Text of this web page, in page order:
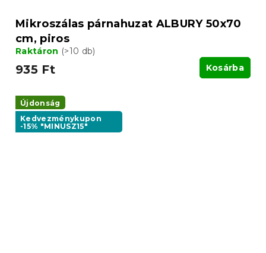
Mikroszálas párnahuzat ALBURY 50x70
cm, piros
Raktáron (>10 db)
935 Ft Kosárba
Újdonság
Kedvezménykupon
-15% "MINUSZ15"